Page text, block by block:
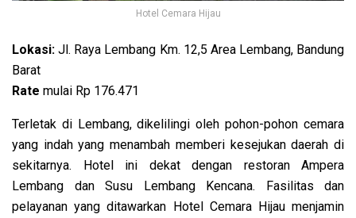
Hotel Cemara Hijau
Lokasi: Jl. Raya Lembang Km. 12,5 Area Lembang, Bandung
Barat
Rate mulai Rp 176.471
Terletak di Lembang, dikelilingi oleh pohon-pohon cemara
yang indah yang menambah memberi kesejukan daerah di
sekitarnya. Hotel ini dekat dengan restoran Ampera
Lembang dan Susu Lembang Kencana. Fasilitas dan
pelayanan yang ditawarkan Hotel Cemara Hijau menjamin